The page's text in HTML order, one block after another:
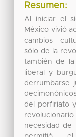
Resumen:
Al iniciar el
México vivió
cambios
sólo de la
también de la
liberal y
derrumbarse
del porfiriato
necesidad de